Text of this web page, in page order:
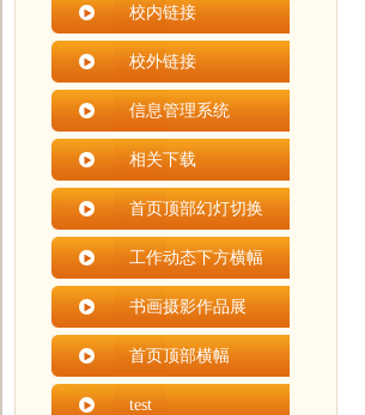
校内链接
校外链接
信息管理系统
相关下载
首页顶部幻灯切换
工作动态下方横幅
书画摄影作品展
首页顶部横幅
test